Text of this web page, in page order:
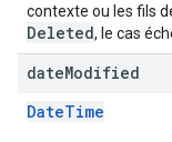
contexte ou les fils
Deleted, le cas
dateModified
DateTime